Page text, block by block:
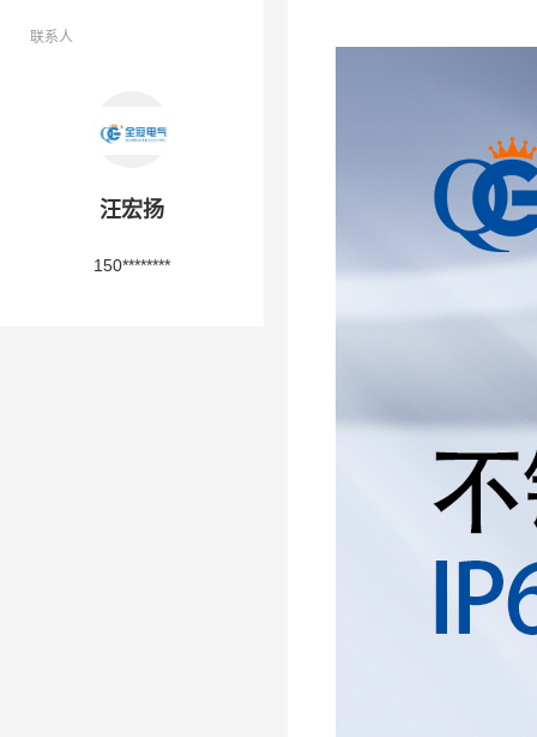
联系人
汪宏扬
150********